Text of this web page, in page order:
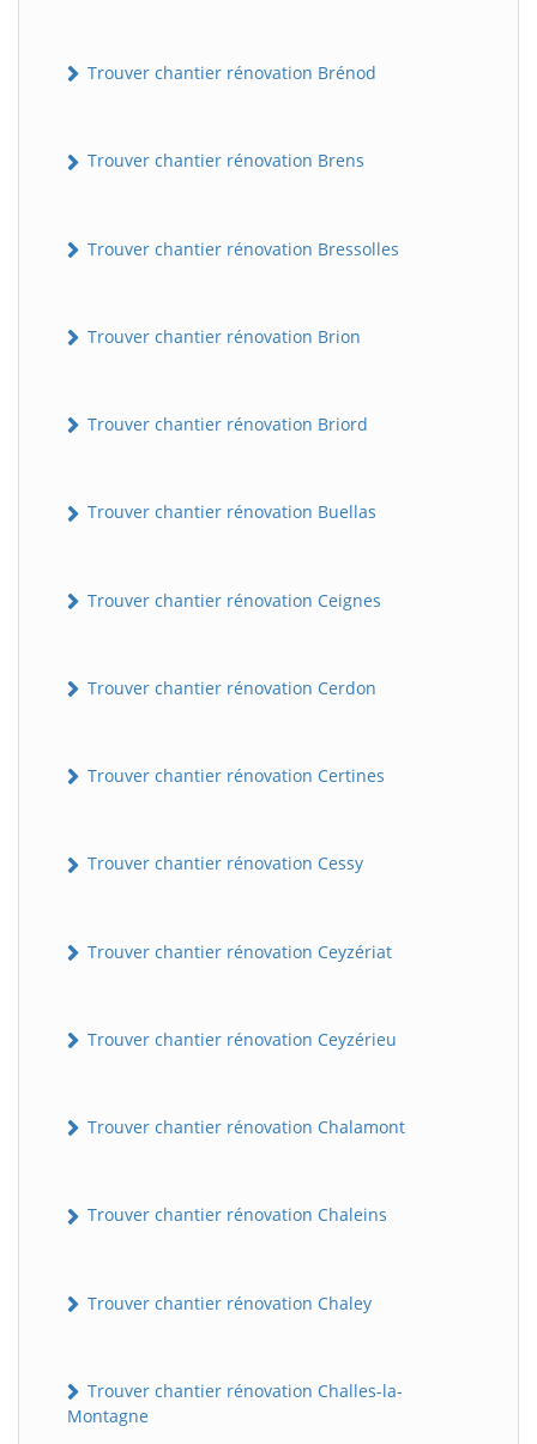
Trouver chantier rénovation Brénod
Trouver chantier rénovation Brens
Trouver chantier rénovation Bressolles
Trouver chantier rénovation Brion
Trouver chantier rénovation Briord
Trouver chantier rénovation Buellas
Trouver chantier rénovation Ceignes
Trouver chantier rénovation Cerdon
Trouver chantier rénovation Certines
Trouver chantier rénovation Cessy
Trouver chantier rénovation Ceyzériat
Trouver chantier rénovation Ceyzérieu
Trouver chantier rénovation Chalamont
Trouver chantier rénovation Chaleins
Trouver chantier rénovation Chaley
Trouver chantier rénovation Challes-la-
Montagne